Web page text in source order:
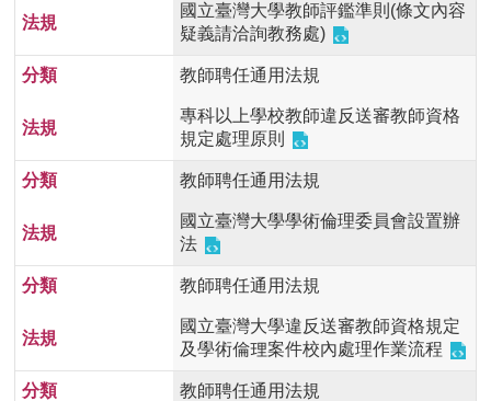
myNTU
國立臺灣大學教師評鑑準則(條文內容
疑義請洽詢教務處)
教師聘任通用法規
專科以上學校教師違反送審教師資格
規定處理原則
教師聘任通用法規
國立臺灣大學學術倫理委員會設置辦
法
教師聘任通用法規
國立臺灣大學違反送審教師資格規定
及學術倫理案件校內處理作業流程
教師聘任通用法規